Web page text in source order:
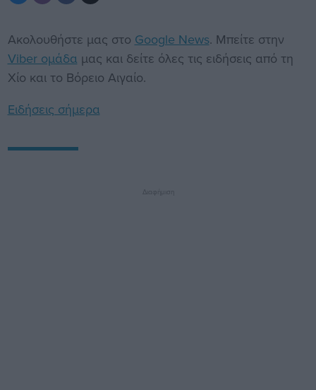
Ακολουθήστε μας στο Google News. Μπείτε στην
Viber ομάδα μας και δείτε όλες τις ειδήσεις από τη
Χίο και το Βόρειο Αιγαίο.
Ειδήσεις σήμερα
Διαφήμιση